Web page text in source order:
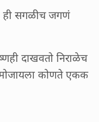
ही सगळीच जगणं
दाखवतो निराळेच
कोणते एकक